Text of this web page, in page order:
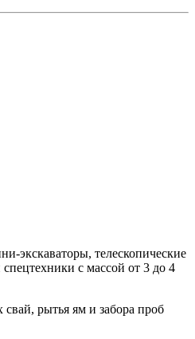
экскаваторы, телескопические
с массой от 3 до 4
рытья ям и забора проб